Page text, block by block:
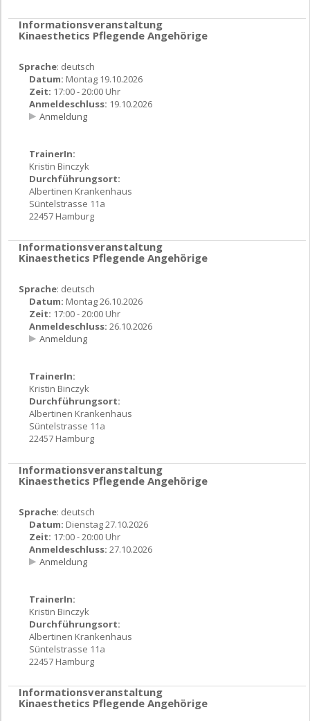
Informationsveranstaltung
Kinaesthetics Pflegende Angehörige
Sprache: deutsch
Datum: Montag 19.10.2026
Zeit: 17:00 - 20:00 Uhr
Anmeldeschluss: 19.10.2026
Anmeldung
TrainerIn:
Kristin Binczyk
Durchführungsort:
Albertinen Krankenhaus
Süntelstrasse 11a
22457 Hamburg
Informationsveranstaltung
Kinaesthetics Pflegende Angehörige
Sprache: deutsch
Datum: Montag 26.10.2026
Zeit: 17:00 - 20:00 Uhr
Anmeldeschluss: 26.10.2026
Anmeldung
TrainerIn:
Kristin Binczyk
Durchführungsort:
Albertinen Krankenhaus
Süntelstrasse 11a
22457 Hamburg
Informationsveranstaltung
Kinaesthetics Pflegende Angehörige
Sprache: deutsch
Datum: Dienstag 27.10.2026
Zeit: 17:00 - 20:00 Uhr
Anmeldeschluss: 27.10.2026
Anmeldung
TrainerIn:
Kristin Binczyk
Durchführungsort:
Albertinen Krankenhaus
Süntelstrasse 11a
22457 Hamburg
Informationsveranstaltung
Kinaesthetics Pflegende Angehörige